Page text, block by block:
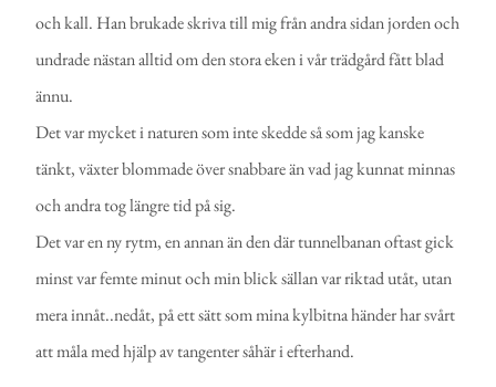
och kall. Han brukade skriva till mig från andra sidan jorden och
undrade nästan alltid om den stora eken i vår trädgård fått blad
ännu.
Det var mycket i naturen som inte skedde så som jag kanske
tänkt, växter blommade över snabbare än vad jag kunnat minnas
och andra tog längre tid på sig.
Det var en ny rytm, en annan än den där tunnelbanan oftast gick
minst var femte minut och min blick sällan var riktad utåt, utan
mera innåt..nedåt, på ett sätt som mina kylbitna händer har svårt
att måla med hjälp av tangenter såhär i efterhand.